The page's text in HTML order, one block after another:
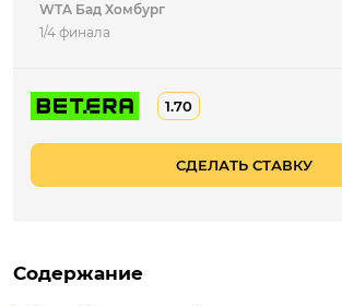
WTA Бад Хомбург
1/4 финала
1.70
СДЕЛАТЬ СТАВКУ
Содержание